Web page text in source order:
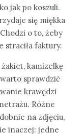
jak po koszuli.
się miękka
o to, żeby
straciła faktury.
kamizelkę
sprawdzić
krawędzi
Różne
na zdjęciu,
inaczej: jedne